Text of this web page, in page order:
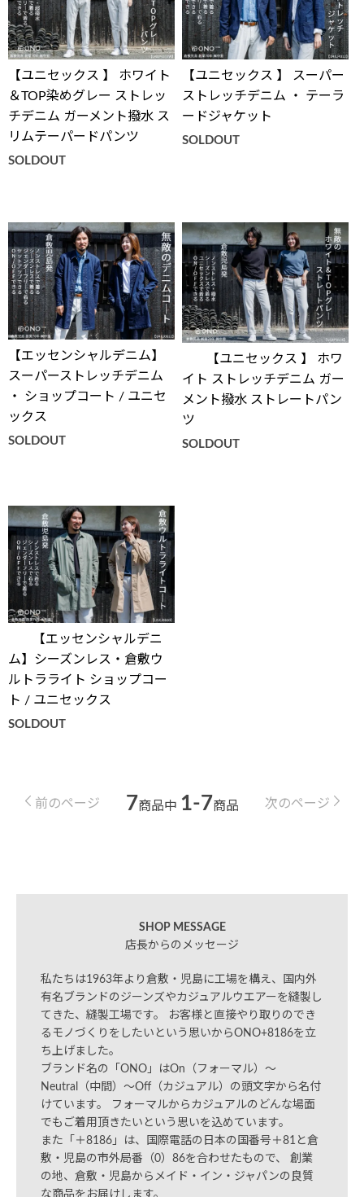
【ユニセックス 】 ホワイト
＆TOP染めグレー ストレッ
チデニム ガーメント撥水 ス
リムテーパードパンツ
SOLDOUT
【ユニセックス 】 スーパー
ストレッチデニム ・ テーラ
ードジャケット
SOLDOUT
【エッセンシャルデニム】
スーパーストレッチデニム
・ ショップコート / ユニセ
ックス
SOLDOUT
【ユニセックス 】 ホワ
イト ストレッチデニム ガー
メント撥水 ストレートパン
ツ
SOLDOUT
【エッセンシャルデニ
ム】シーズンレス・倉敷ウ
ルトラライト ショップコー
ト / ユニセックス
SOLDOUT
前のページ 7商品中 1-7商品 次のページ
SHOP MESSAGE
店長からのメッセージ
私たちは1963年より倉敷・児島に工場を構え、国内外
有名ブランドのジーンズやカジュアルウエアーを縫製し
てきた、縫製工場です。 お客様と直接やり取りのでき
るモノづくりをしたいという思いからONO+8186を立
ち上げました。
ブランド名の「ONO」はOn（フォーマル）～
Neutral（中間）～Off（カジュアル）の頭文字から名付
けています。 フォーマルからカジュアルのどんな場面
でもご着用頂きたいという思いを込めています。
また「＋8186」は、国際電話の日本の国番号＋81と倉
敷・児島の市外局番（0）86を合わせたもので、 創業
の地、倉敷・児島からメイド・イン・ジャパンの良質
な商品をお届けします。